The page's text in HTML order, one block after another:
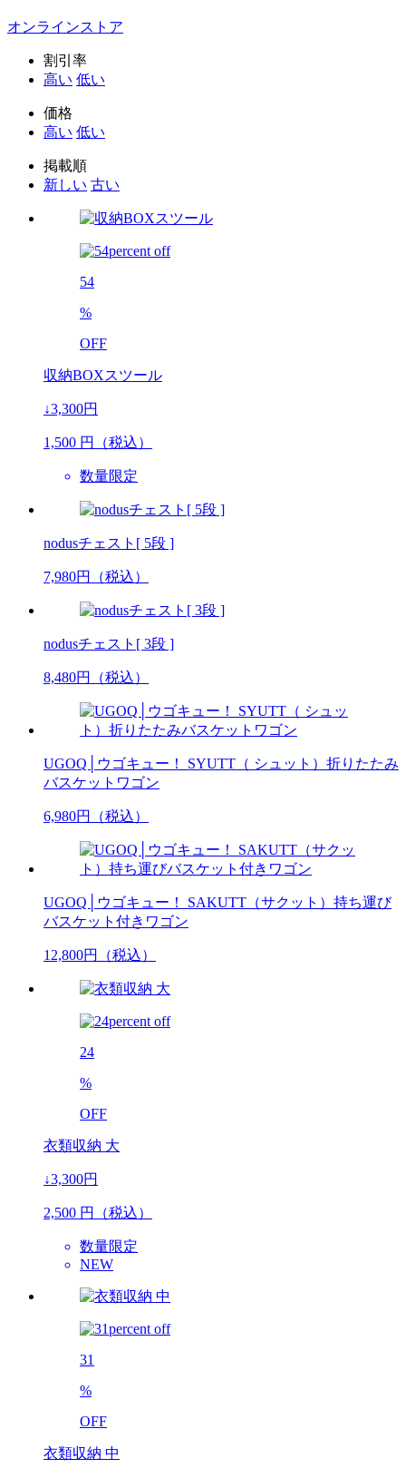
オンラインストア
割引率
高い 低い
価格
高い 低い
掲載順
新しい 古い
54
%
OFF
収納BOXスツール
↓3,300円
1,500 円（税込）
数量限定
nodusチェスト[ 5段 ]
7,980円（税込）
nodusチェスト[ 3段 ]
8,480円（税込）
UGOQ│ウゴキュー！ SYUTT（ シュット）折りたたみ
バスケットワゴン
6,980円（税込）
UGOQ│ウゴキュー！ SAKUTT（サクット）持ち運び
バスケット付きワゴン
12,800円（税込）
24
%
OFF
衣類収納 大
↓3,300円
2,500 円（税込）
数量限定
NEW
31
%
OFF
衣類収納 中